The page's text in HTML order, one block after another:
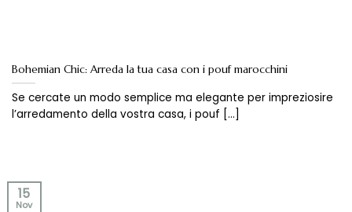
Bohemian Chic: Arreda la tua casa con i pouf marocchini
Se cercate un modo semplice ma elegante per impreziosire
l’arredamento della vostra casa, i pouf [...]
15
Nov